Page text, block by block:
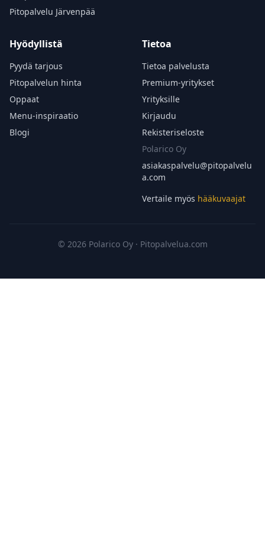
Pitopalvelu Järvenpää
Hyödyllistä
Pyydä tarjous
Pitopalvelun hinta
Oppaat
Menu-inspiraatio
Blogi
Tietoa
Tietoa palvelusta
Premium-yritykset
Yrityksille
Kirjaudu
Rekisteriseloste
Polarico Oy
asiakaspalvelu@pitopalvelu
a.com
Vertaile myös hääkuvaajat
© 2026 Polarico Oy · Pitopalvelua.com